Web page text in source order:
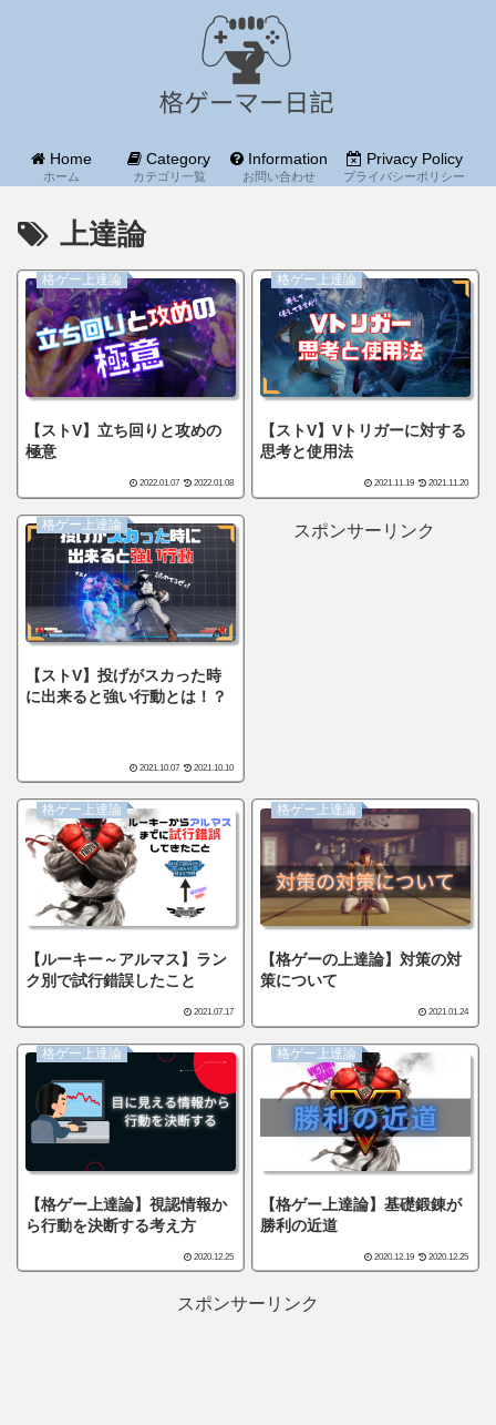
Home
ホーム
Category
カテゴリ一覧
Information
お問い合わせ
Privacy Policy
プライバシーポリシー
上達論
格ゲー上達論
【ストV】立ち回りと攻めの
極意
2022.01.07 2022.01.08
格ゲー上達論
【ストV】Vトリガーに対する
思考と使用法
2021.11.19 2021.11.20
格ゲー上達論
【ストV】投げがスカった時
に出来ると強い行動とは！？
2021.10.07 2021.10.10
スポンサーリンク
格ゲー上達論
【ルーキー～アルマス】ラン
ク別で試行錯誤したこと
2021.07.17
格ゲー上達論
【格ゲーの上達論】対策の対
策について
2021.01.24
格ゲー上達論
【格ゲー上達論】視認情報か
ら行動を決断する考え方
2020.12.25
格ゲー上達論
【格ゲー上達論】基礎鍛錬が
勝利の近道
2020.12.19 2020.12.25
スポンサーリンク